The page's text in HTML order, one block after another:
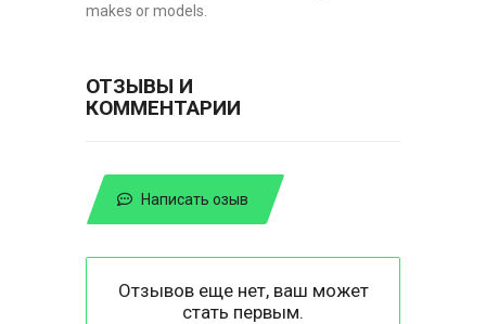
makes or models.
ОТЗЫВЫ И
КОММЕНТАРИИ
Написать озыв
Отзывов еще нет, ваш может
стать первым.